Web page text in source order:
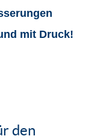
mit Druck!
den